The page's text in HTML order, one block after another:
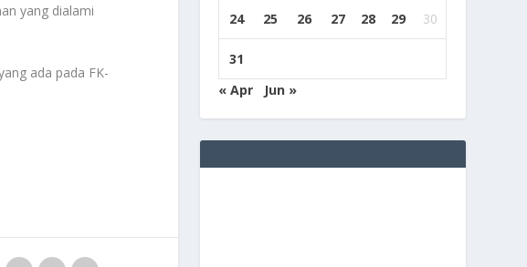
yang dialami
ada pada FK-
24 25 26 27 28 29 30
31
« Apr
Jun »